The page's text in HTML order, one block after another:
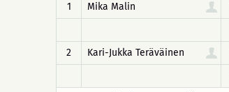
1
Mika Malin
2
Kari-Jukka Teräväinen